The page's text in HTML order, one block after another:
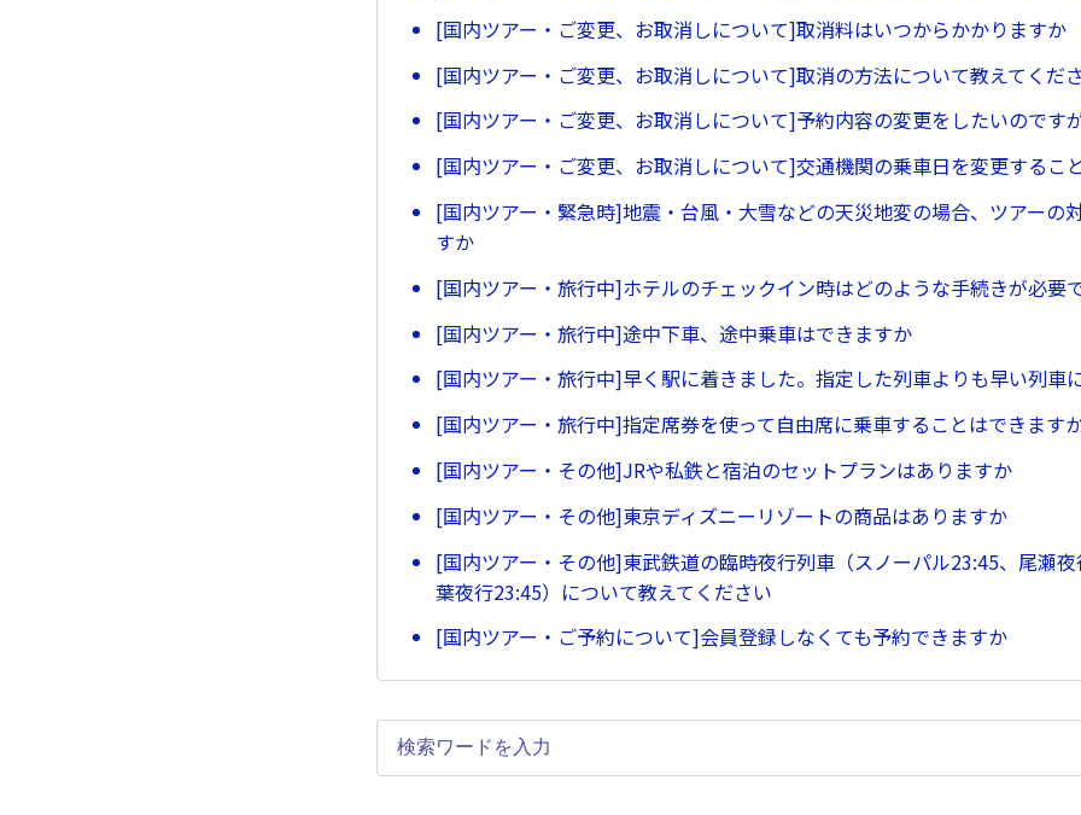
[国内ツアー・ご変更、お取消しについて]取消料はいつからかかりますか
[国内ツアー・ご変更、お取消しについて]取消の方法について教えてくだ
[国内ツアー・ご変更、お取消しについて]予約内容の変更をしたいのです
[国内ツアー・ご変更、お取消しについて]交通機関の乗車日を変更するこ
[国内ツアー・緊急時]地震・台風・大雪などの天災地変の場合、ツアーの
すか
[国内ツアー・旅行中]ホテルのチェックイン時はどのような手続きが必要
[国内ツアー・旅行中]途中下車、途中乗車はできますか
[国内ツアー・旅行中]早く駅に着きました。指定した列車よりも早い列車
[国内ツアー・旅行中]指定席券を使って自由席に乗車することはできます
[国内ツアー・その他]JRや私鉄と宿泊のセットプランはありますか
[国内ツアー・その他]東京ディズニーリゾートの商品はありますか
[国内ツアー・その他]東武鉄道の臨時夜行列車（スノーパル23:45、尾瀬
葉夜行23:45）について教えてください
[国内ツアー・ご予約について]会員登録しなくても予約できますか